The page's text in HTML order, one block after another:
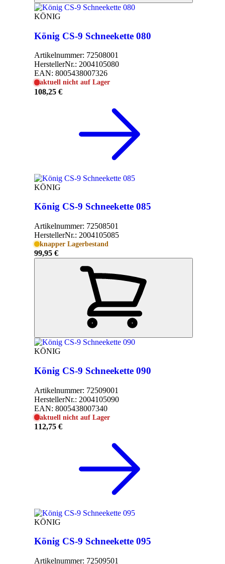
KÖNIG
König CS-9 Schneekette 080
Artikelnummer: 72508001
HerstellerNr.: 2004105080
EAN: 8005438007326
aktuell nicht auf Lager
108,25 €
KÖNIG
König CS-9 Schneekette 085
Artikelnummer: 72508501
HerstellerNr.: 2004105085
knapper Lagerbestand
99,95 €
KÖNIG
König CS-9 Schneekette 090
Artikelnummer: 72509001
HerstellerNr.: 2004105090
EAN: 8005438007340
aktuell nicht auf Lager
112,75 €
KÖNIG
König CS-9 Schneekette 095
Artikelnummer: 72509501